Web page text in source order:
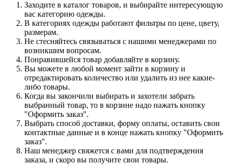
Заходите в каталог товаров, и выбирайте интересующую
вас категорию одежды.
В категориях одежды работают фильтры по цене, цвету,
размерам.
Не стесняйтесь связываться с нашими менеджерами по
возникшим вопросам.
Понравившейся товар добавляйте в корзину.
Вы можете в любой момент зайти в корзину и
отредактировать количество или удалить из нее какие-
либо товары.
Когда вы закончили выбирать и захотели забрать
выбранный товар, то в корзине надо нажать кнопку
"Оформить заказ".
Выбрать способ доставки, форму оплаты, оставить свои
контактные данные и в конце нажать кнопку "Оформить
заказ".
Наш менеджер свяжется с вами для подтверждения
заказа, и скоро вы получите свои товары.